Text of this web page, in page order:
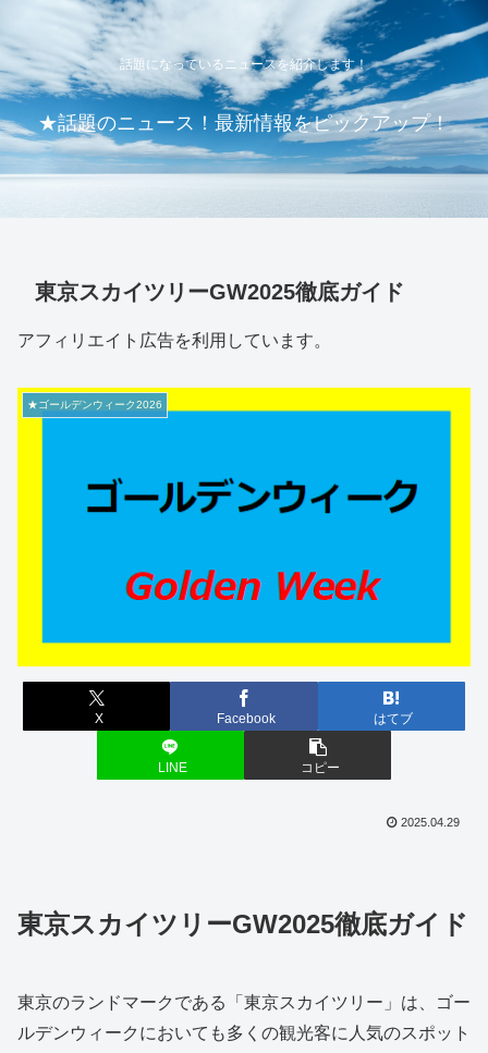
話題になっているニュースを紹介します！
★話題のニュース！最新情報をピックアップ！
東京スカイツリーGW2025徹底ガイド
アフィリエイト広告を利用しています。
★ゴールデンウィーク2026
X Facebook はてブ
LINE コピー
2025.04.29
東京スカイツリーGW2025徹底ガイド
東京のランドマークである「東京スカイツリー」は、ゴー
ルデンウィークにおいても多くの観光客に人気のスポット